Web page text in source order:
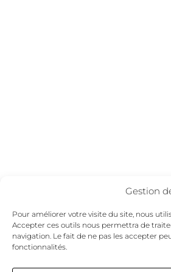
Gestion
Pour améliorer votre visite du site, nous
Accepter ces outils nous permettra de
navigation. Le fait de ne pas les accepter
fonctionnalités.